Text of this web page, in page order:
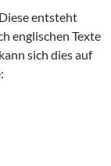
entsteht
englischen Texte
sich dies auf